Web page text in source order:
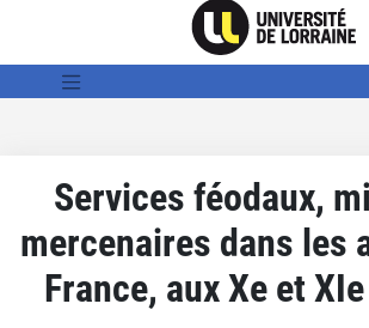
Services féodaux,
mercenaires dans les
France, aux Xe et